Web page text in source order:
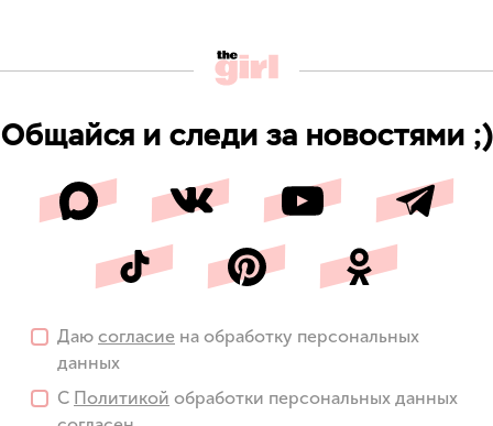
Общайся и следи за новостями ;)
Даю согласие на обработку персональных
данных
С Политикой обработки персональных данных